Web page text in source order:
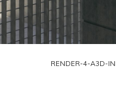
RENDER-4-A3D-